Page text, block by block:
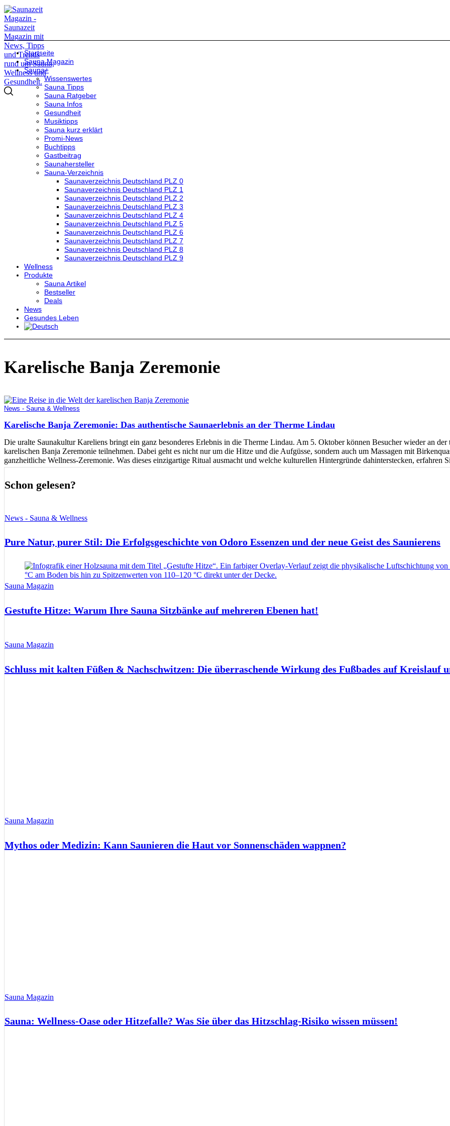
Startseite
Sauna Magazin
Sauna+
Wissenswertes
Sauna Tipps
Sauna Ratgeber
Sauna Infos
Gesundheit
Musiktipps
Sauna kurz erklärt
Promi-News
Buchtipps
Gastbeitrag
Saunahersteller
Sauna-Verzeichnis
Saunaverzeichnis Deutschland PLZ 0
Saunaverzeichnis Deutschland PLZ 1
Saunaverzeichnis Deutschland PLZ 2
Saunaverzeichnis Deutschland PLZ 3
Saunaverzeichnis Deutschland PLZ 4
Saunaverzeichnis Deutschland PLZ 5
Saunaverzeichnis Deutschland PLZ 6
Saunaverzeichnis Deutschland PLZ 7
Saunaverzeichnis Deutschland PLZ 8
Saunaverzeichnis Deutschland PLZ 9
Wellness
Produkte
Sauna Artikel
Bestseller
Deals
News
Gesundes Leben
Karelische Banja Zeremonie
News - Sauna & Wellness
Karelische Banja Zeremonie: Das authentische Saunaerlebnis an der Therme Lindau
Die uralte Saunakultur Kareliens bringt ein ganz besonderes Erlebnis in die Therme Lindau. Am 5. Oktober können Besucher wieder an der
karelischen Banja Zeremonie teilnehmen. Dabei geht es nicht nur um die Hitze und die Aufgüsse, sondern auch um Massagen mit
ganzheitliche Wellness-Zeremonie. Was dieses einzigartige Ritual ausmacht und welche kulturellen Hintergründe dahinterstecken, erfahren
Schon gelesen?
News - Sauna & Wellness
Pure Natur, purer Stil: Die Erfolgsgeschichte von Odoro Essenzen und der neue Geist des Saunierens
Sauna Magazin
Gestufte Hitze: Warum Ihre Sauna Sitzbänke auf mehreren Ebenen hat!
Sauna Magazin
Schluss mit kalten Füßen & Nachschwitzen: Die überraschende Wirkung des Fußbades auf Kreislauf
Sauna Magazin
Mythos oder Medizin: Kann Saunieren die Haut vor Sonnenschäden wappnen?
Sauna Magazin
Sauna: Wellness-Oase oder Hitzefalle? Was Sie über das Hitzschlag-Risiko wissen müssen!